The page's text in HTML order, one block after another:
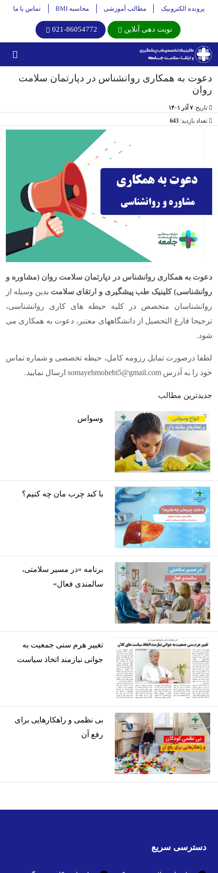
پرونده الکترونیک مطالب آموزشی محاسبه BMI تماس با ما
نوبت دهی آنلاین 021-86054772
دعوت به همکاری روانشناس در دپارتمان سلامت
روان
تاریخ:۷ آذر ۱۴۰۱
تعداد بازدید: 643
دعوت به همکاری روانشناس در دپارتمان سلامت روان (مشاوره و
روانشناسی) کلینیک طب پیشگیری و ارتقای سلامت بدین وسیله از
روانشناسان متخصص در کلیه حیطه های کاری روانشناسی،
ترجیحا فارغ التحصیل از دانشگاههای معتبر، دعوت به همکاری می
شود.
لطفا درصورت تمایل رزومه کامل، حیطه تخصصی و شماره تماس
خود را به آدرس somayehmohebi5@gmail.com ارسال نمایید.
جدیدترین مطالب
وسواس
با کبد چرب مان چه کنیم؟
برنامه «در مسیر سلامتی،
سالمندی فعال»
تغییر هرم سنی جمعیت به
جوانی نیازمند اتخاذ سیاست
بی نظمی و راهکارهایی برای
رفع آن
دسترسی سریع